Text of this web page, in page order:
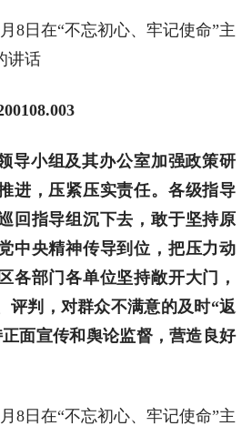
8日在“不忘初心、牢记使命”主
讲话
导小组及其办公室加强政策研
进，压紧压实责任。各级指导
回指导组沉下去，敢于坚持原
中央精神传导到位，把压力动
各部门各单位坚持敞开大门，
评判，对群众不满意的及时“返
面宣传和舆论监督，营造良好
8日在“不忘初心、牢记使命”主